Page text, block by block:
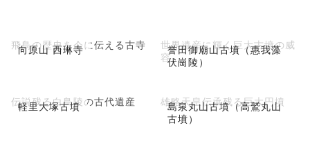
向原山 西琳寺
飛鳥の歴史を今に伝える古寺
誉田御廟山古墳（惠我藻
伏崗陵）
世界遺産に輝く巨大古墳の威
容
軽里大塚古墳
伝説残る白鳥陵の古代遺産
島泉丸山古墳（高鷲丸山
古墳）
雄略天皇伝承残る巨大円墳